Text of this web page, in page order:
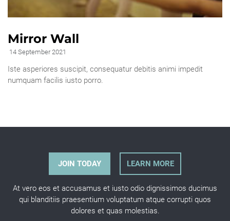
Mirror Wall
14 September 2021
Iste asperiores suscipit, consequatur debitis animi impedit
numquam facilis iusto porro.
JOIN TODAY LEARN MORE
At vero eos et accusamus et iusto odio dignissimos ducimus
qui blanditiis praesentium voluptatum atque corrupti quos
dolores et quas molestias.